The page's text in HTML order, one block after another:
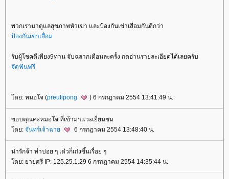
พวกเรามาดูแลสุขภาพหัวเข่า และป้องกันเข่าเสื่อมกันดีกว่า
ป้องกันเข่าเสื่อม
รับผู้โชคดีเพียง9ท่าน จับฉลากเดือนละครั้ง กดอ่านรายละเอียดได้เลยครับ
จัดฟันฟรี
ดย: หมอโจ (preutipong ) 6 กรกฎาคม 2554 13:41:49 น.
ขอบคุณค่ะหมอโจ ที่เข้ามาแวะเยี่ยมชม
ดย: จันทร์เจ้าฉา 6 กรกฎาคม 2554 13:48:40 น.
น่ารักจ้า ทำบ่อย ๆ เด๋วก็เก่งขึ้นเรื่อย ๆ
ดย: ยายศรี IP: 125.25.1.29 6 กรกฎาคม 2554 14:35:44 น.